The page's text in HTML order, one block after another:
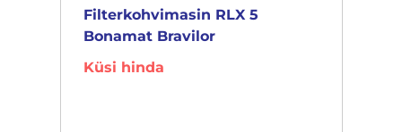
Filterkohvimasin RLX 5
Bonamat Bravilor
Küsi hinda